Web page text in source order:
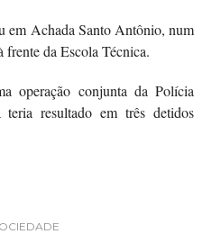
em Achada Santo Antônio, num
frente da Escola Técnica.
operação conjunta da Polícia
resultado em três detidos